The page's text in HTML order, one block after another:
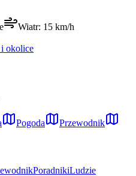
Wiatr: 15 km/h
i okolice
Pogoda
Przewodnik
PoradnikiLudzie